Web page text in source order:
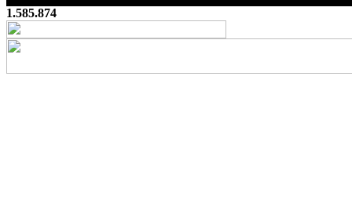
1.585.874